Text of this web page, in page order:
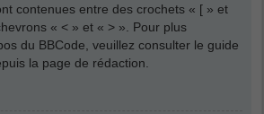
contenues entre des crochets « [ » et
« < » et « > ». Pour plus
du BBCode, veuillez consulter le guide
la page de rédaction.